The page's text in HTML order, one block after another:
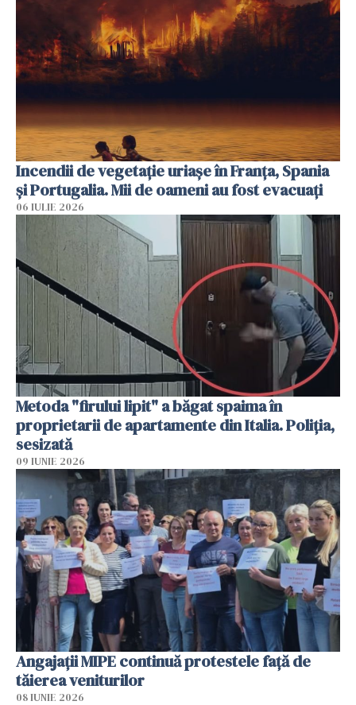
Incendii de vegetație uriașe în Franța, Spania
și Portugalia. Mii de oameni au fost evacuați
06 IULIE 2026
Metoda "firului lipit" a băgat spaima în
proprietarii de apartamente din Italia. Poliția,
sesizată
09 IUNIE 2026
Angajaţii MIPE continuă protestele faţă de
tăierea veniturilor
08 IUNIE 2026